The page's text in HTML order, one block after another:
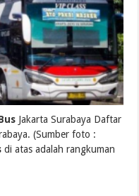
Jakarta Surabaya Daftar
(Sumber foto :
di atas adalah rangkuman